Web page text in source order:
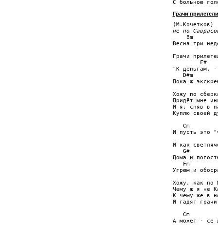
Грачи прилетели
не по
Bm
Весна три
Грачи
F#
"К деньгам, -
D#m
Пока ж
Хожу по
Придёт мне
И я, сняв в
Куплю своей
Cm
И пусть это
И как
G#
Дома и
Fm
Угрюм и
Хожу, как по
Чему ж я не
К чему же в
И гадят
Cm
А может - се